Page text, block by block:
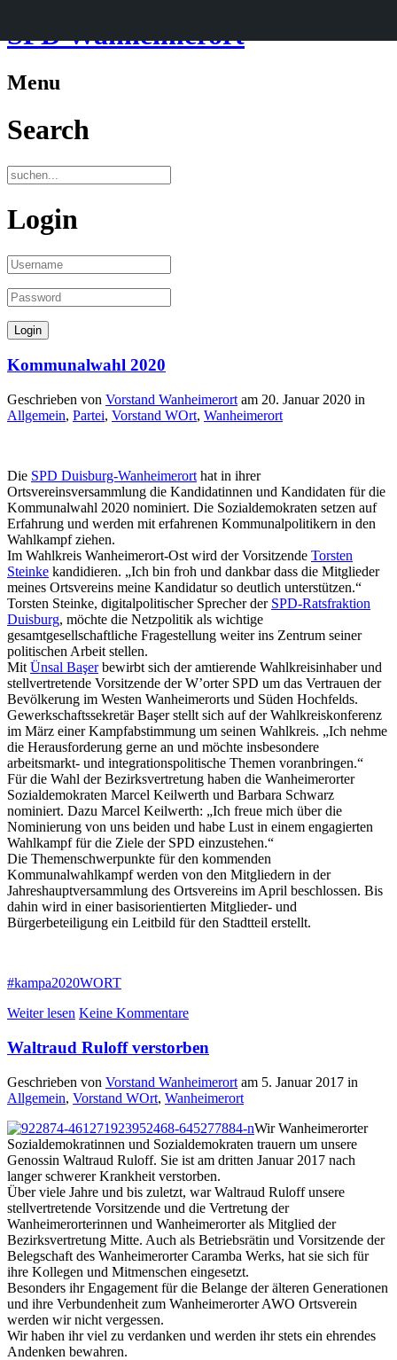
SPD Wanheimerort
Menu
Search
Login
Kommunalwahl 2020
Geschrieben von Vorstand Wanheimerort am 20. Januar 2020 in
Allgemein, Partei, Vorstand WOrt, Wanheimerort
Die SPD Duisburg-Wanheimerort hat in ihrer
Ortsvereinsversammlung die Kandidatinnen und Kandidaten für die
Kommunalwahl 2020 nominiert. Die Sozialdemokraten setzen auf
Erfahrung und werden mit erfahrenen Kommunalpolitikern in den
Wahlkampf ziehen.
Im Wahlkreis Wanheimerort-Ost wird der Vorsitzende Torsten
Steinke kandidieren. „Ich bin froh und dankbar dass die Mitglieder
meines Ortsvereins meine Kandidatur so deutlich unterstützen.“
Torsten Steinke, digitalpolitischer Sprecher der SPD-Ratsfraktion
Duisburg, möchte die Netzpolitik als wichtige
gesamtgesellschaftliche Fragestellung weiter ins Zentrum seiner
politischen Arbeit stellen.
Mit Ünsal Başerbewirbt sich der amtierende Wahlkreisinhaber und
stellvertretende Vorsitzende der W’orter SPD um das Vertrauen der
Bevölkerung im Westen Wanheimerorts und Süden Hochfelds.
Gewerkschaftssekretär Başer stellt sich auf der Wahlkreiskonferenz
im März einer Kampfabstimmung um seinen Wahlkreis. „Ich nehme
die Herausforderung gerne an und möchte insbesondere
arbeitsmarkt- und integrationspolitische Themen voranbringen.“
Für die Wahl der Bezirksvertretung haben die Wanheimerorter
Sozialdemokraten Marcel Keilwerth und Barbara Schwarz
nominiert. Dazu Marcel Keilwerth: „Ich freue mich über die
Nominierung von uns beiden und habe Lust in einem engagierten
Wahlkampf für die Ziele der SPD einzustehen.“
Die Themenschwerpunkte für den kommenden
Kommunalwahlkampf werden von den Mitgliedern in der
Jahreshauptversammlung des Ortsvereins im April beschlossen. Bis
dahin wird in einer basisorientierten Mitglieder- und
Bürgerbeteiligung ein Leitbild für den Stadtteil erstellt.
#kampa2020WORT
Weiter lesen Keine Kommentare
Waltraud Ruloff verstorben
Geschrieben von Vorstand Wanheimerort am 5. Januar 2017 in
Allgemein, Vorstand WOrt, Wanheimerort
Wir Wanheimerorter
Sozialdemokratinnen und Sozialdemokraten trauern um unsere
Genossin Waltraud Ruloff. Sie ist am dritten Januar 2017 nach
langer schwerer Krankheit verstorben.
Über viele Jahre und bis zuletzt, war Waltraud Ruloff unsere
stellvertretende Vorsitzende und die Vertretung der
Wanheimerorterinnen und Wanheimerorter als Mitglied der
Bezirksvertretung Mitte. Auch als Betriebsrätin und Vorsitzende der
Belegschaft des Wanheimerorter Caramba Werks, hat sie sich für
ihre Kollegen und Mitmenschen eingesetzt.
Besonders ihr Engagement für die Belange der älteren Generationen
und ihre Verbundenheit zum Wanheimerorter AWO Ortsverein
werden wir nicht vergessen.
Wir haben ihr viel zu verdanken und werden ihr stets ein ehrendes
Andenken bewahren.